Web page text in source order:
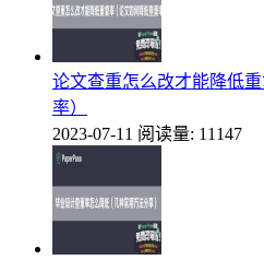
论文查重怎么改才能降低
率）
2023-07-11 阅读量: 11147